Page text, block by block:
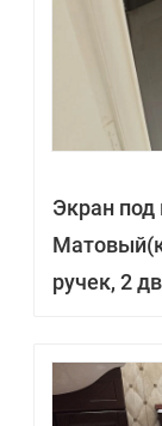
Экран под
ручек, 2